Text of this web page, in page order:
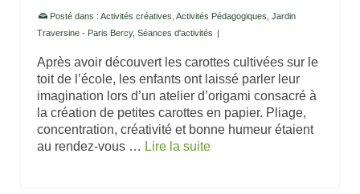
Posté dans : Activités créatives Activités Pédagogiques Jardin
Traversine - Paris Bercy, Séances d'activités |
Après avoir découvert les carottes cultivées sur le
toit de l’école, les enfants ont laissé parler leur
imagination lors d’un atelier d’origami consacré à
la création de petites carottes en papier. Pliage,
concentration, créativité et bonne humeur étaient
au rendez-vous … Lire la suite